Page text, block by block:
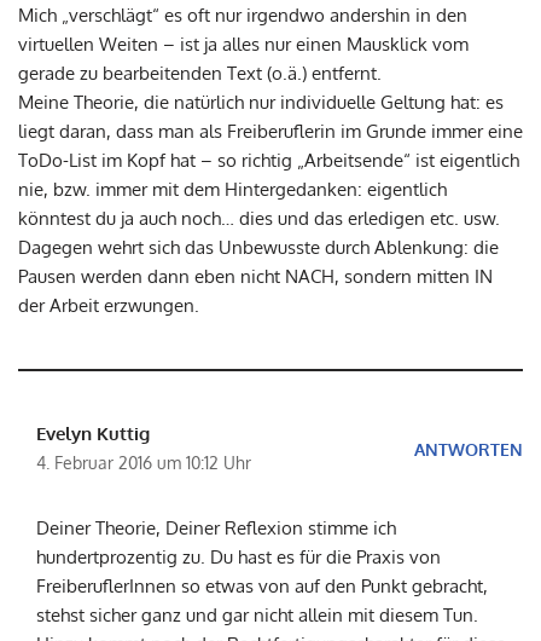
Mich „verschlägt“ es oft nur irgendwo andershin in den
virtuellen Weiten – ist ja alles nur einen Mausklick vom
gerade zu bearbeitenden Text (o.ä.) entfernt.
Meine Theorie, die natürlich nur individuelle Geltung hat: es
liegt daran, dass man als Freiberuflerin im Grunde immer eine
ToDo-List im Kopf hat – so richtig „Arbeitsende“ ist eigentlich
nie, bzw. immer mit dem Hintergedanken: eigentlich
könntest du ja auch noch… dies und das erledigen etc. usw.
Dagegen wehrt sich das Unbewusste durch Ablenkung: die
Pausen werden dann eben nicht NACH, sondern mitten IN
der Arbeit erzwungen.
Evelyn Kuttig
4. Februar 2016 um 10:12 Uhr
ANTWORTEN
Deiner Theorie, Deiner Reflexion stimme ich
hundertprozentig zu. Du hast es für die Praxis von
FreiberuflerInnen so etwas von auf den Punkt gebracht,
stehst sicher ganz und gar nicht allein mit diesem Tun.